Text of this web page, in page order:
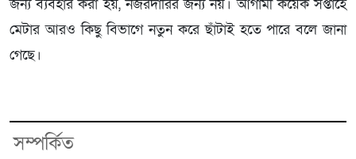
জন্য ব্যবহার করা হয়, নজরদারির জন্য নয়। আগামী কয়েক সপ্তাহে
মেটার আরও কিছু বিভাগে নতুন করে ছাঁটাই হতে পারে বলে জানা
গেছে।
সম্পর্কিত